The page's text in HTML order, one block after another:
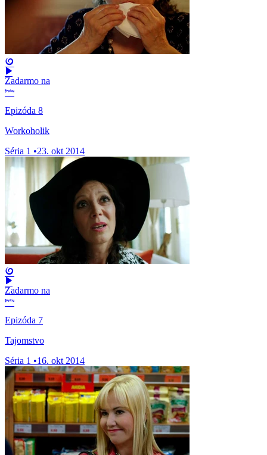
Zadarmo na
Epizóda 8
Workoholik
Séria 1 •23. okt 2014
Zadarmo na
Epizóda 7
Tajomstvo
Séria 1 •16. okt 2014